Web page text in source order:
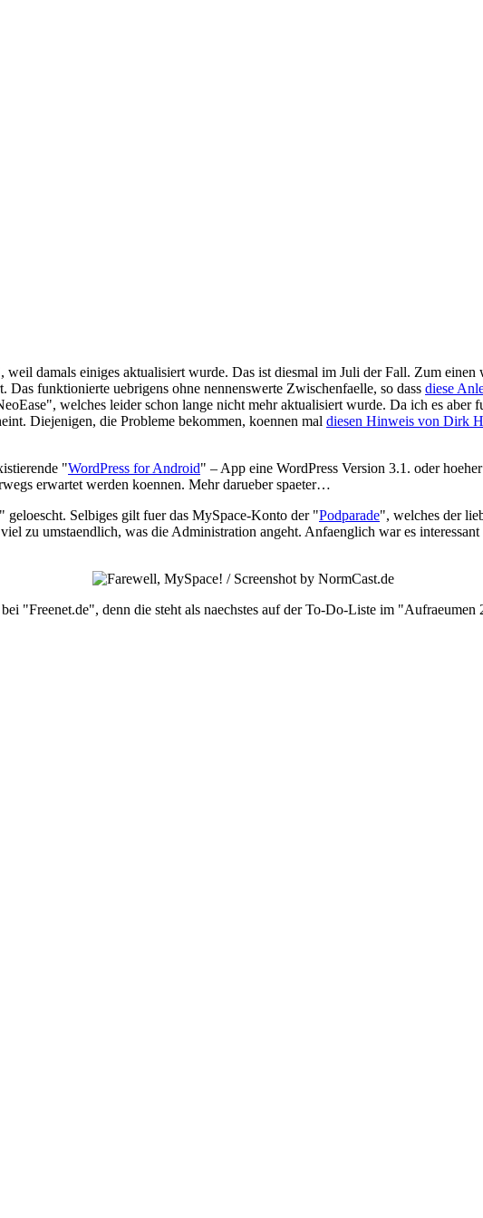
damals einiges aktualisiert wurde. Das ist diesmal im Juli der Fall. Zum einen
funktionierte uebrigens ohne nennenswerte Zwischenfaelle, so dass diese
welches leider schon lange nicht mehr aktualisiert wurde. Da ich es aber
Diejenigen, die Probleme bekommen, koennen mal diesen Hinweis von Dirk
"WordPress for Android" – App eine WordPress Version 3.1. oder
erwartet werden koennen. Mehr darueber spaeter…
Selbiges gilt fuer das MySpace-Konto der "Podparade", welches der
zu umstaendlich, was die Administration angeht. Anfaenglich war es
"Freenet.de", denn die steht als naechstes auf der To-Do-Liste im "Aufraeumen